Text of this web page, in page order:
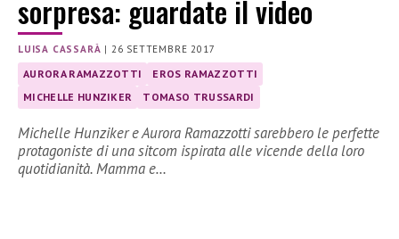
sorpresa: guardate il video
LUISA CASSARÀ | 26 SETTEMBRE 2017
AURORA RAMAZZOTTI
EROS RAMAZZOTTI
MICHELLE HUNZIKER
TOMASO TRUSSARDI
Michelle Hunziker e Aurora Ramazzotti sarebbero le perfette
protagoniste di una sitcom ispirata alle vicende della loro
quotidianità. Mamma e…